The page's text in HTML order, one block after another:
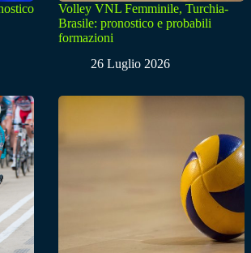
Volley VNL Femminile, Turchia-
Brasile: pronostico e probabili
formazioni
26 Luglio 2026